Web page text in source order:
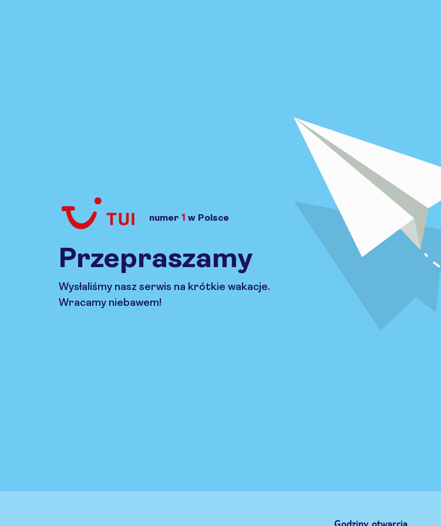
numer 1 w Polsce
Przepraszamy
Wysłaliśmy nasz serwis na krótkie wakacje.
Wracamy niebawem!
Godziny otwarcia